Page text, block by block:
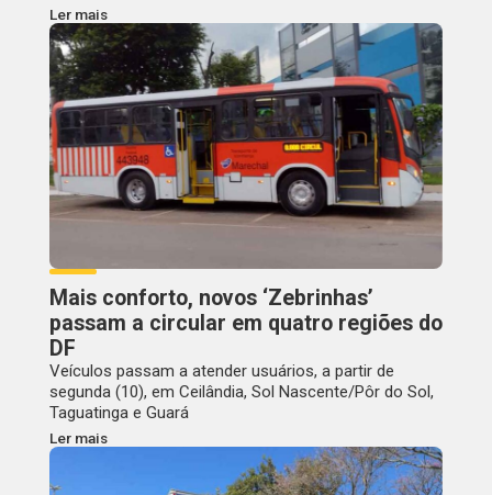
Ler mais
Mais conforto, novos ‘Zebrinhas’
passam a circular em quatro regiões do
DF
Veículos passam a atender usuários, a partir de
segunda (10), em Ceilândia, Sol Nascente/Pôr do Sol,
Taguatinga e Guará
Ler mais